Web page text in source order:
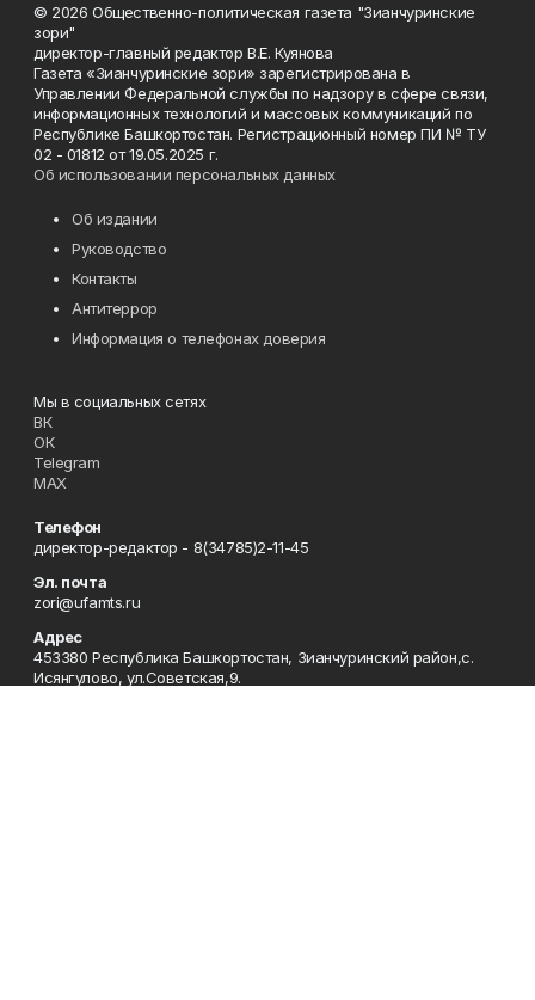
© 2026 Общественно-политическая газета "Зианчуринские
зори"
директор-главный редактор В.Е. Куянова
Газета «Зианчуринские зори» зарегистрирована в
Управлении Федеральной службы по надзору в сфере связи,
информационных технологий и массовых коммуникаций по
Республике Башкортостан. Регистрационный номер ПИ № ТУ
02 - 01812 от 19.05.2025 г.
Об использовании персональных данных
Об издании
Руководство
Контакты
Антитеррор
Информация о телефонах доверия
Мы в социальных сетях
ВК
ОК
Telegram
MAX
Телефон
директор-редактор - 8(34785)2-11-45
Эл. почта
zori@ufamts.ru
Адрес
453380 Республика Башкортостан, Зианчуринский район,с.
Исянгулово, ул.Советская,9.